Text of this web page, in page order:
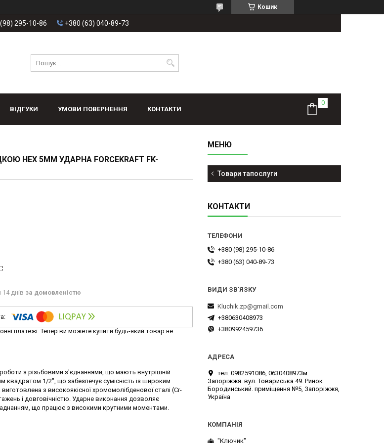
Кошик
295-10-86 +380 (63) 040-89-73
ВІДГУКИ УМОВИ ПОВЕРНЕННЯ КОНТАКТИ
HEX 5ММ УДАРНА FORCEKRAFT FK-
днів за домовленістю
платежі. Тепер ви можете купити будь-який товар не
з різьбовими з'єднаннями, що мають внутрішній
1/2", що забезпечує сумісність із широким
з високоякісної хромомолібденової сталі (Cr-
і довговічністю. Ударне виконання дозволяє
що працює з високими крутними моментами.
Товари тапослуги
КОНТАКТИ
+380 (98) 295-10-86
+380 (63) 040-89-73
Kluchik.zp@gmail.com
+380630408973
+380992459736
тел. 0982591086, 0630408973м.
Запоріжжя. вул. Товариська 49. Ринок
Бородинський. приміщення №5, Запоріжжя,
Україна
"Ключик"